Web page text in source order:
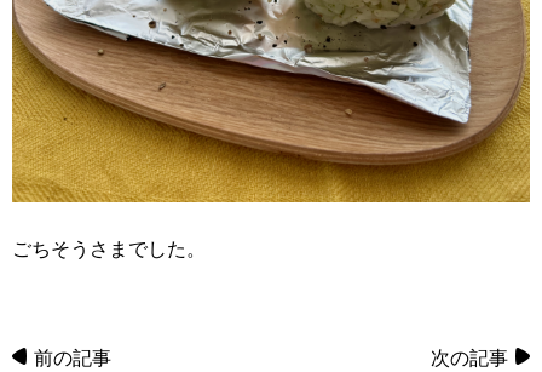
ごちそうさまでした。
前の記事 次の記事